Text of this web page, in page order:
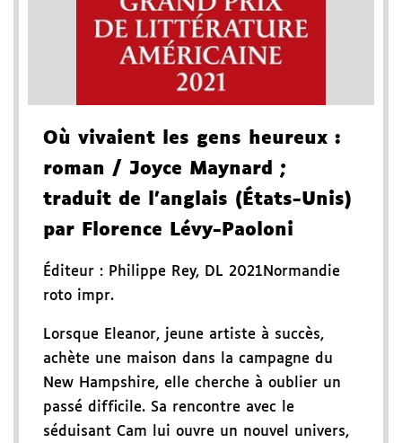
Où vivaient les gens heureux :
roman / Joyce Maynard
;
traduit de l'anglais (États-Unis)
par Florence Lévy-Paoloni
Éditeur : Philippe Rey, DL 2021 Normandie
roto impr.
Lorsque Eleanor, jeune artiste à succès,
achète une maison dans la campagne du
New Hampshire, elle cherche à oublier un
passé difficile. Sa rencontre avec le
séduisant Cam lui ouvre un nouvel univers,